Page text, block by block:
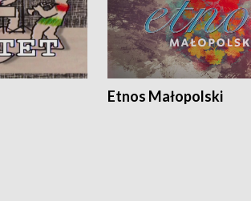
Etnos Małopolski